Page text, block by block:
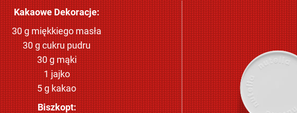
Kakaowe Dekoracje:
30 g miękkiego masła
30 g cukru pudru
30 g mąki
1 jajko
5 g kakao
Biszkopt: